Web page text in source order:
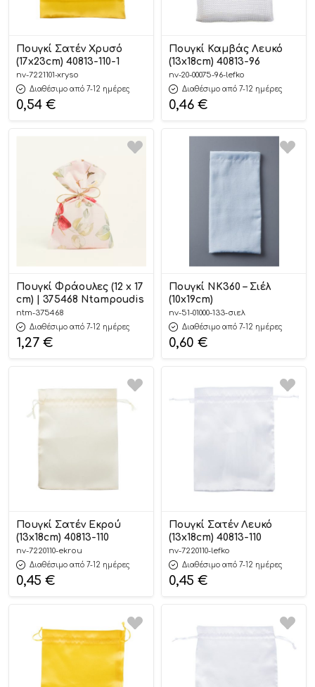
Πουγκί Σατέν Χρυσό
(17x23cm) 40813-110-1
nv-7221101-xryso
Διαθέσιμο από 7-12 ημέρες
0,54 €
Πουγκί Καμβάς Λευκό
(13x18cm) 40813-96
nv-20-00075-96-lefko
Διαθέσιμο από 7-12 ημέρες
0,46 €
Πουγκί Φράουλες (12 x 17
cm) | 375468 Ntampoudis
ntm-375468
Διαθέσιμο από 7-12 ημέρες
1,27 €
Πουγκί ΝΚ360 – Σιέλ
(10x19cm)
nv-51-01000-133-σιελ
Διαθέσιμο από 7-12 ημέρες
0,60 €
Πουγκί Σατέν Εκρού
(13x18cm) 40813-110
nv-7220110-ekrou
Διαθέσιμο από 7-12 ημέρες
0,45 €
Πουγκί Σατέν Λευκό
(13x18cm) 40813-110
nv-7220110-lefko
Διαθέσιμο από 7-12 ημέρες
0,45 €